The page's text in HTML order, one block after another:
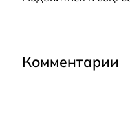
Комментарии